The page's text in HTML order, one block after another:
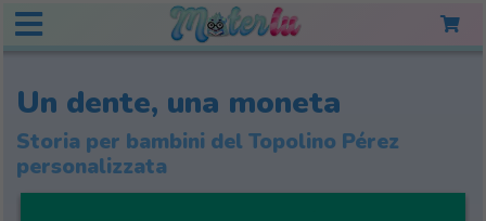
Un dente, una moneta
Storia per bambini del Topolino Pérez
personalizzata